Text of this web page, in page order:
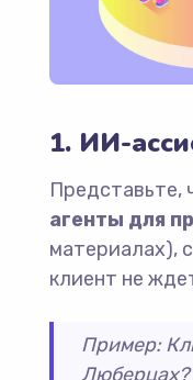
1. ИИ-
Представьте,
агенты для
материалах),
клиент не
Пример: